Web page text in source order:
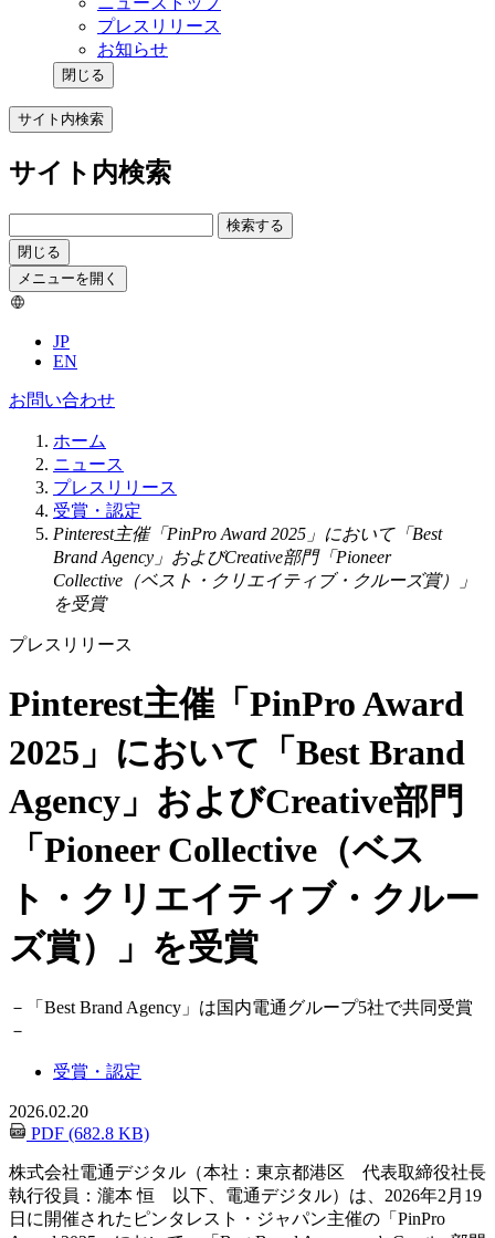
プレスリリース
お知らせ
閉じる
サイト内検索
サイト内検索
検索する
閉じる
メニューを開く
JP
EN
お問い合わせ
ホーム
ニュース
プレスリリース
受賞・認定
Pinterest主催「PinPro Award 2025」において「Best
Brand Agency」およびCreative部門「Pioneer
Collective（ベスト・クリエイティブ・クルーズ賞）」
を受賞
プレスリリース
Pinterest主催「PinPro Award
2025」において「Best Brand
Agency」およびCreative部門
「Pioneer Collective（ベス
ト・クリエイティブ・クルー
ズ賞）」を受賞
－
「Best Brand Agency」は国内電通グループ5社で共同受賞
－
受賞・認定
2026.02.20
PDF (682.8 KB)
株式会社電通デジタル（本社：東京都港区 代表取締役社長
執行役員：瀧本 恒 以下、電通デジタル）は、2026年2月19
日に開催されたピンタレスト・ジャパン主催の「PinPro